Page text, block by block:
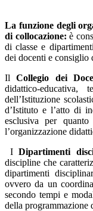
La funzione degli
di collocazione: è
di classe e
dei docenti e consiglio
IlCollegio dei
didattico-educativa,
dell’Istituzione
d’Istituto e l’atto di
esclusiva per
l’organizzazione
IDipartimenti
discipline che
dipartimenti
ovvero da un
secondo tempi e
della programmazione